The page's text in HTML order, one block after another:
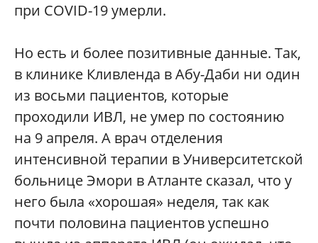
при COVID-19 умерли.
Но есть и более позитивные данные. Так,
в клинике Кливленда в Абу-Даби ни один
из восьми пациентов, которые
проходили ИВЛ, не умер по состоянию
на 9 апреля. А врач отделения
интенсивной терапии в Университетской
больнице Эмори в Атланте сказал, что у
него была «хорошая» неделя, так как
почти половина пациентов успешно